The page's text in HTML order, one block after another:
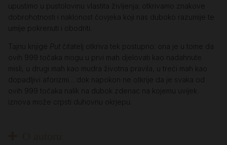
upustimo u pustolovinu vlastita življenja; otkrivamo znakove
dobrohotnosti i naklonost čovjeka koji nas duboko razumije te
umije pokrenuti i obodriti.
Tajnu knjige Put čitatelj otkriva tek postupno: ona je u tome da
ovih 999 točaka mogu u prvi mah djelovati kao nadahnute
misli, u drugi mah kao mudra životna pravila, u treći mah kao
dopadljivi aforizmi… dok napokon ne otkrije da je svaka od
ovih 999 točaka nalik na dubok zdenac na kojemu uvijek
iznova može crpsti duhovnu okrjepu.